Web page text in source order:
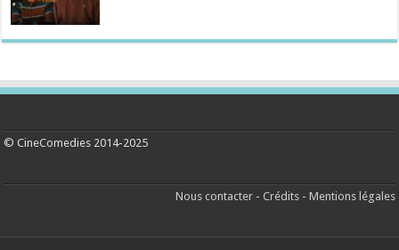
© CineComedies 2014-2025
Nous contacter- Crédits- Mentions légales